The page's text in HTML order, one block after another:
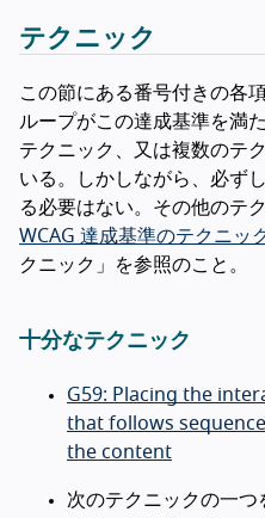
テクニック
この節にある番号付きの各
ループがこの達成基準を満
テクニック、又は複数のテ
いる。しかしながら、必ず
る必要はない。その他のテ
WCAG 達成基準のテクニッ
クニック」を参照のこと。
十分なテクニック
G59: Placing the
that follows
the content
次のテクニックの一